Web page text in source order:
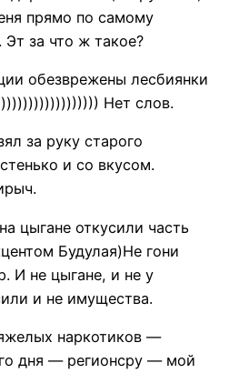
прямо по самому
за что ж такое?
обезврежены лесбиянки
Нет слов.
за руку старого
и со вкусом.
цыгане откусили часть
Будулая)Не гони
И не цыгане, и не у
и не имущества.
наркотиков —
дня — регионсру — мой